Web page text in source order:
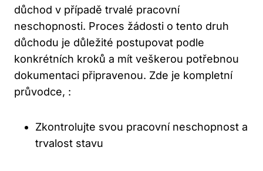
důchod v případě trvalé pracovní
neschopnosti. Proces žádosti o tento druh
důchodu je důležité postupovat podle
konkrétních kroků a mít veškerou potřebnou
dokumentaci připravenou. Zde je kompletní
průvodce, :
Zkontrolujte svou pracovní neschopnost a
trvalost stavu